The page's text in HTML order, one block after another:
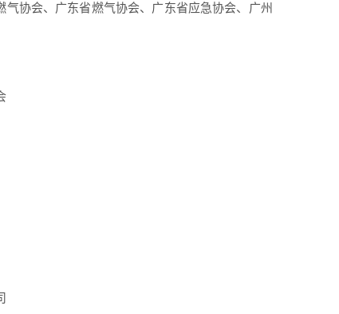
协会、广东省燃气协会、广东省应急协会、广州